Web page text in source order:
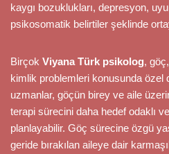
kaygı bozuklukları, depresyon,
psikosomatik belirtiler şeklinde
Birçok Viyana Türk psikolog,
kimlik problemleri konusunda özel
uzmanlar, göçün birey ve aile
terapi sürecini daha hedef odaklı
planlayabilir. Göç sürecine özgü
geride bırakılan aileye dair